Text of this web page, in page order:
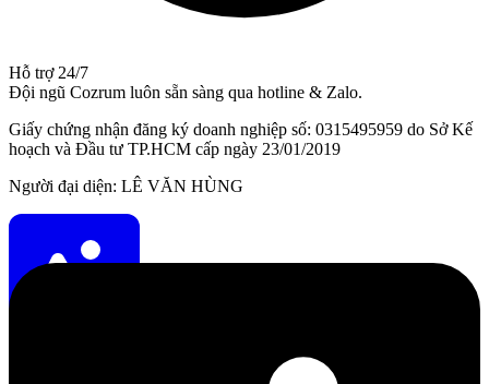
Hỗ trợ 24/7
Đội ngũ Cozrum luôn sẵn sàng qua hotline & Zalo.
Giấy chứng nhận đăng ký doanh nghiệp số: 0315495959 do Sở Kế
hoạch và Đầu tư TP.HCM cấp ngày 23/01/2019
Người đại diện: LÊ VĂN HÙNG